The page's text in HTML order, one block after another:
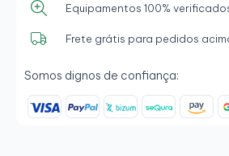
Equipamentos 100%
Frete grátis para pedidos
Somos dignos de confiança: